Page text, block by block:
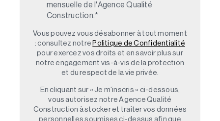
mensuelle de l'Agence Qualité
Construction. *
Vous pouvez vous désabonner à tout moment
: consultez notre Politique de Confidentialité
pour exercez vos droits et en savoir plus sur
notre engagement vis-à-vis de la protection
et du respect de la vie privée.
En cliquant sur « Je m'inscris » ci-dessous,
vous autorisez notre Agence Qualité
Construction à stocker et traiter vos données
personnelles soumises ci-dessus afin que